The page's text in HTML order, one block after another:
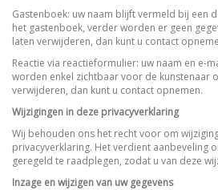
Gastenboek: uw naam blijft vermeld bij een
het gastenboek, verder worden er geen
laten verwijderen, dan kunt u contact
Reactie via reactieformulier: uw naam en e-
worden enkel zichtbaar voor de kunstenaar
verwijderen, dan kunt u contact opnemen.
Wijzigingen in deze privacyverklaring
Wij behouden ons het recht voor om
privacyverklaring. Het verdient aanbeveling
geregeld te raadplegen, zodat u van deze
Inzage en wijzigen van uw gegevens